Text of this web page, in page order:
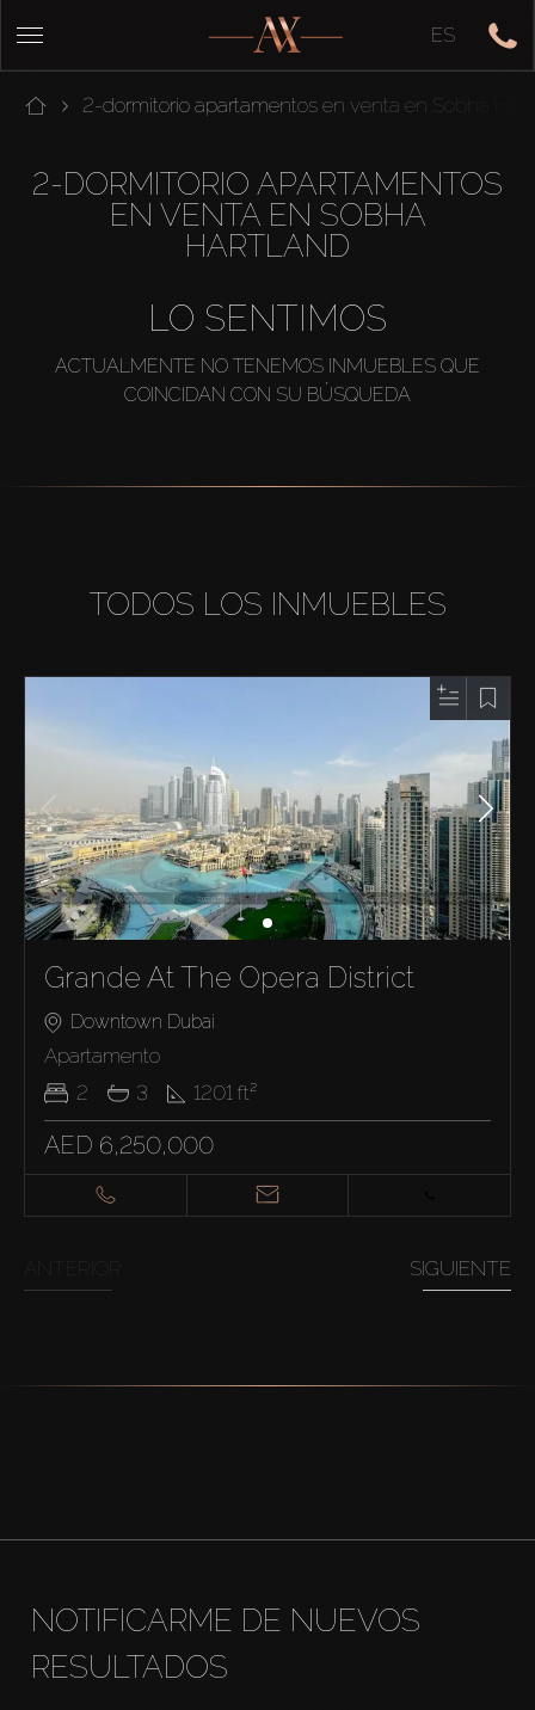
ES
2-dormitorio apartamentos en venta en Sobha
2-DORMITORIO APARTAMENTOS
EN VENTA EN SOBHA
HARTLAND
LO SENTIMOS
ACTUALMENTE NO TENEMOS INMUEBLES QUE
COINCIDAN CON SU BÚSQUEDA
TODOS LOS INMUEBLES
Grande At The Opera District
Downtown Dubai
Apartamento
2
3 1201 ft²
AED 6,250,000
SIGUIENTE
NOTIFICARME DE NUEVOS
RESULTADOS